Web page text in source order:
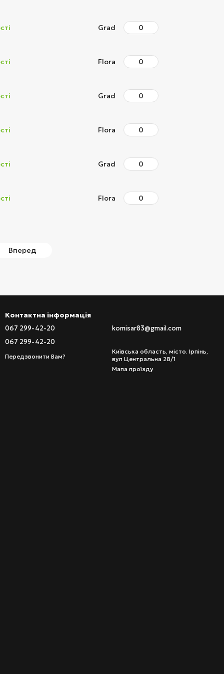
Grad
Flora
Grad
Flora
Grad
Flora
Вперед
Контактна інформація
067 299-42-20
067 299-42-20
Передзвонити Вам?
komisar83@gmail.com
Київська область, місто. Ірпінь,
вул Центральна 28/1
Мапа проїзду